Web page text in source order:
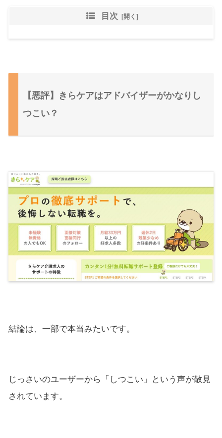
目次
【悪評】きらケアはアドバイザーがかなりし
つこい？
結論は、一部で本当みたいです。
じっさいのユーザーから「しつこい」という声が散見
されています。